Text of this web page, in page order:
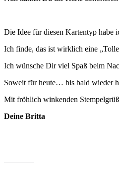
Die Idee für diesen Kartentyp habe
Ich finde, das ist wirklich eine
Ich wünsche Dir viel Spaß beim
Soweit für heute… bis bald wieder
Mit fröhlich winkenden
Deine Britta